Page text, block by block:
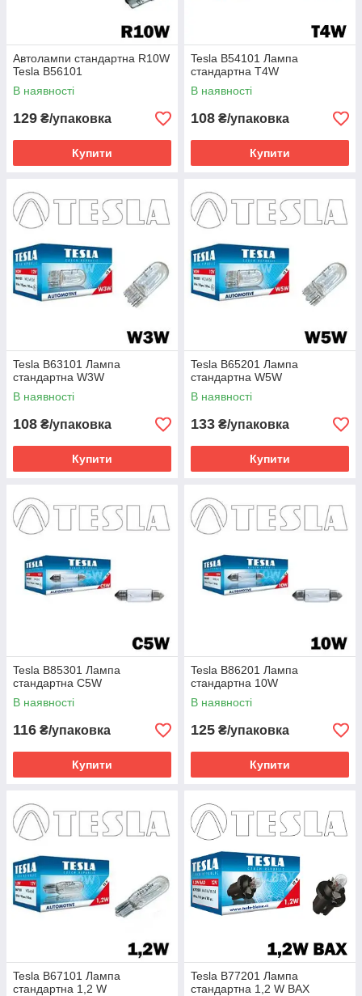
Автолампи стандартна R10W
Tesla B56101
В наявності
129 ₴/упаковка
Купити
Tesla B54101 Лампа
стандартна T4W
В наявності
108 ₴/упаковка
Купити
Tesla B63101 Лампа
стандартна W3W
В наявності
108 ₴/упаковка
Купити
Tesla B65201 Лампа
стандартна W5W
В наявності
133 ₴/упаковка
Купити
Tesla B85301 Лампа
стандартна C5W
В наявності
116 ₴/упаковка
Купити
Tesla B86201 Лампа
стандартна 10W
В наявності
125 ₴/упаковка
Купити
Tesla B67101 Лампа
стандартна 1,2 W
Tesla B77201 Лампа
стандартна 1,2 W BAX